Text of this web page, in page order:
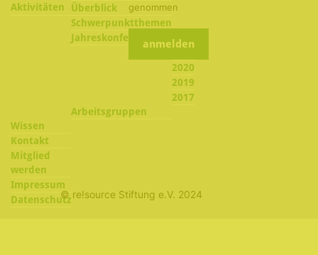
Aktivitäten
Überblick
Schwerpunktthemen
Jahreskonferenzen
2022
2020
2019
2017
Arbeitsgruppen
Wissen
Kontakt
Mitglied
werden
Impressum
Datenschutz
genommen
© re!source Stiftung e.V. 2024